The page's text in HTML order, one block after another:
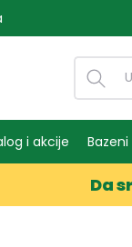
navigaciju
i akcije
Da